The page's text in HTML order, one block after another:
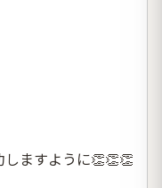
ますように👏👏👏